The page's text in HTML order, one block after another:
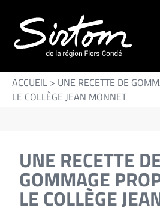
ACCUEIL > UNE RECETTE DE
LE COLLÈGE JEAN MONNET
UNE RECETTE
GOMMAGE
LE COLLÈGE